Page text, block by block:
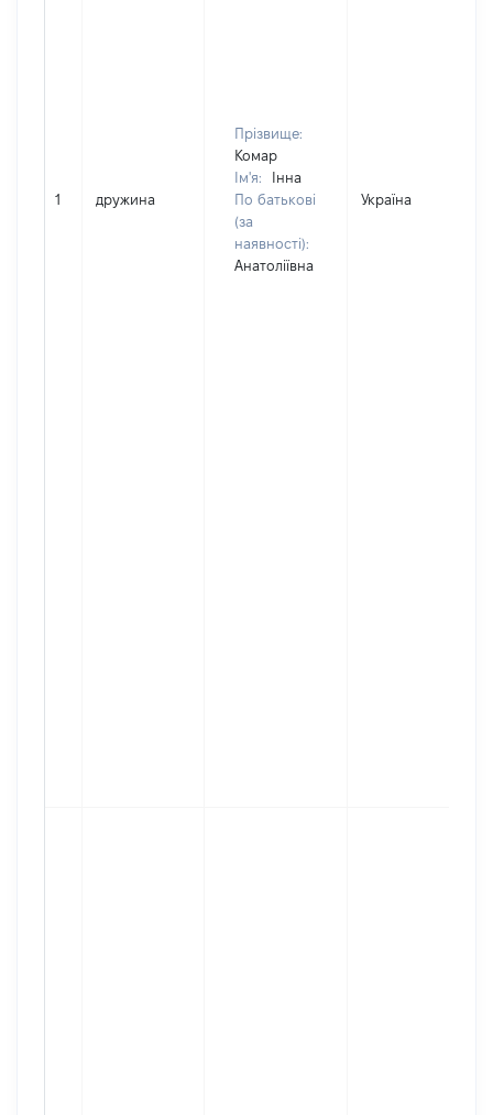
1 дружина
Прізвище:
Комар
Ім'я:
Інна
По батькові
(за
наявності):
Анатоліївна
Україна